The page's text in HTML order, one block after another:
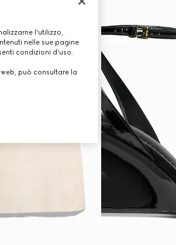
l'utilizzo,
nelle sue pagine
condizioni d'uso.
può consultare la